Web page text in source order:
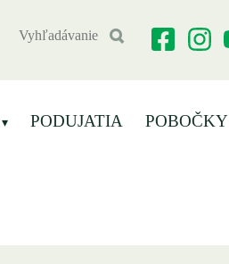
PODUJATIA POBOČKY